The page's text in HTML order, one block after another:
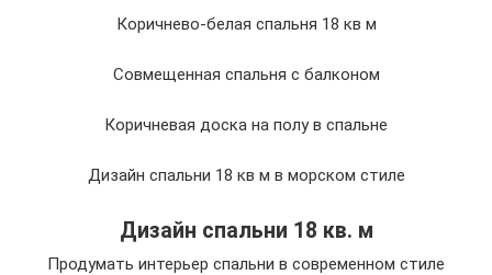
Коричнево-белая спальня 18 кв м
Совмещенная спальня с балконом
Коричневая доска на полу в спальне
Дизайн спальни 18 кв м в морском стиле
Дизайн спальни 18 кв. м
Продумать интерьер спальни в современном стиле